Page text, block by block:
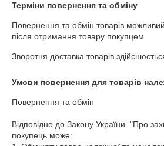
Терміни повернення та обміну
Повернення та обмін товарів
після отримання товару покупцем.
Зворотня доставка товарів
Умови повернення для товарів
Повернення та обмін
Відповідно до Закону України  "Про
покупець може: